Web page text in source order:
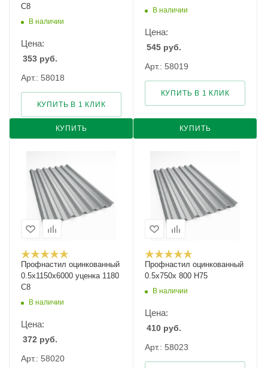
С8
В наличии
Цена:
353 руб.
Арт.: 58018
КУПИТЬ
КУПИТЬ В 1 КЛИК
В наличии
Цена:
545 руб.
Арт.: 58019
КУПИТЬ
КУПИТЬ В 1 КЛИК
Профнастил оцинкованный
0.5х1150х6000 уценка 1180
С8
В наличии
Цена:
372 руб.
Арт.: 58020
Профнастил оцинкованный
0.5х750х 800 Н75
В наличии
Цена:
410 руб.
Арт.: 58023